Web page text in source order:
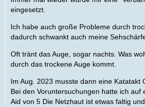
eingesetzt.
Ich habe auch große Probleme durch
dadurch schwankt auch meine
Oft tränt das Auge, sogar nachts. Was
durch das trockene Auge kommt.
Im Aug. 2023 musste dann eine Katatakt
Bei den Voruntersuchungen hatte ich auf
Aid von 5 Die Netzhaut ist etwas faltig